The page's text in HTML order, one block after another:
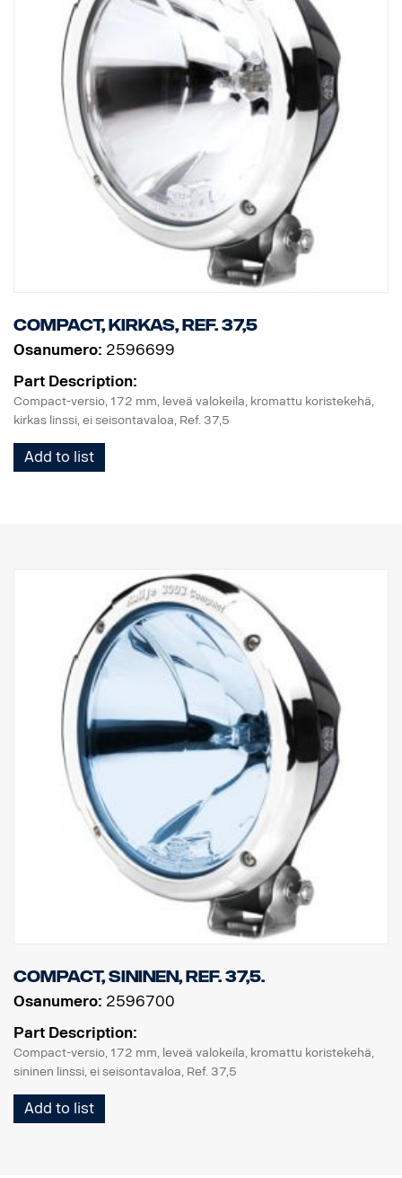
Compact, kirkas, Ref. 37,5
Osanumero: 2596699
Part Description:
Compact-versio, 172 mm, leveä valokeila, kromattu koristekehä,
kirkas linssi, ei seisontavaloa, Ref. 37,5
Add to list
Compact, sininen, Ref. 37,5.
Osanumero: 2596700
Part Description:
Compact-versio, 172 mm, leveä valokeila, kromattu koristekehä,
sininen linssi, ei seisontavaloa, Ref. 37,5
Add to list